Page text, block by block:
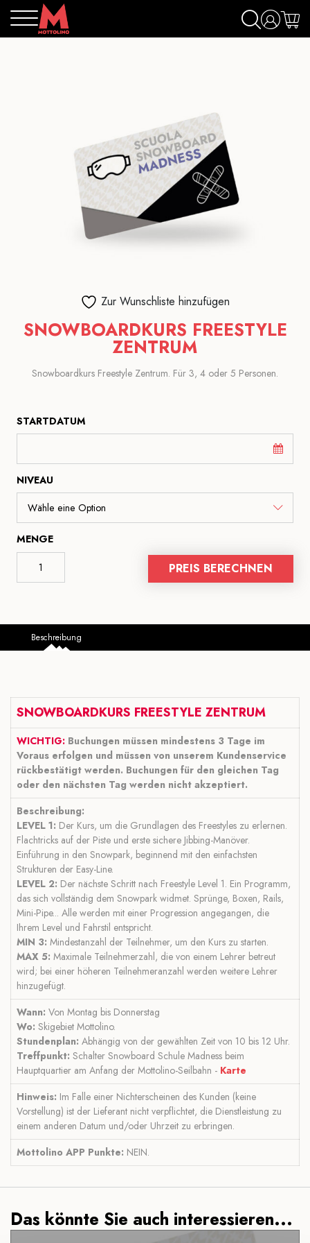
Zur Wunschliste hinzufügen
SNOWBOARDKURS FREESTYLE
ZENTRUM
Snowboardkurs Freestyle Zentrum. Für 3, 4 oder 5 Personen.
STARTDATUM
NIVEAU
MENGE
PREIS BERECHNEN
Beschreibung
SNOWBOARDKURS FREESTYLE ZENTRUM
WICHTIG: Buchungen müssen mindestens 3 Tage im
Voraus erfolgen und müssen von unserem Kundenservice
rückbestätigt werden. Buchungen für den gleichen Tag
oder den nächsten Tag werden nicht akzeptiert.
Beschreibung:
LEVEL 1: Der Kurs, um die Grundlagen des Freestyles zu erlernen.
Flachtricks auf der Piste und erste sichere Jibbing-Manöver.
Einführung in den Snowpark, beginnend mit den einfachsten
Strukturen der Easy-Line.
LEVEL 2: Der nächste Schritt nach Freestyle Level 1. Ein Programm,
das sich vollständig dem Snowpark widmet. Sprünge, Boxen, Rails,
Mini-Pipe... Alle werden mit einer Progression angegangen, die
Ihrem Level und Fahrstil entspricht.
MIN 3: Mindestanzahl der Teilnehmer, um den Kurs zu starten.
MAX 5: Maximale Teilnehmerzahl, die von einem Lehrer betreut
wird; bei einer höheren Teilnehmeranzahl werden weitere Lehrer
hinzugefügt.
Wann: Von Montag bis Donnerstag
Wo: Skigebiet Mottolino.
Stundenplan: Abhängig von der gewählten Zeit von 10 bis 12 Uhr.
Treffpunkt: Schalter Snowboard Schule Madness beim
Hauptquartier am Anfang der Mottolino-Seilbahn - Karte
Hinweis: Im Falle einer Nichterscheinen des Kunden (keine
Vorstellung) ist der Lieferant nicht verpflichtet, die Dienstleistung zu
einem anderen Datum und/oder Uhrzeit zu erbringen.
Mottolino APP Punkte: NEIN.
Das könnte Sie auch interessieren...